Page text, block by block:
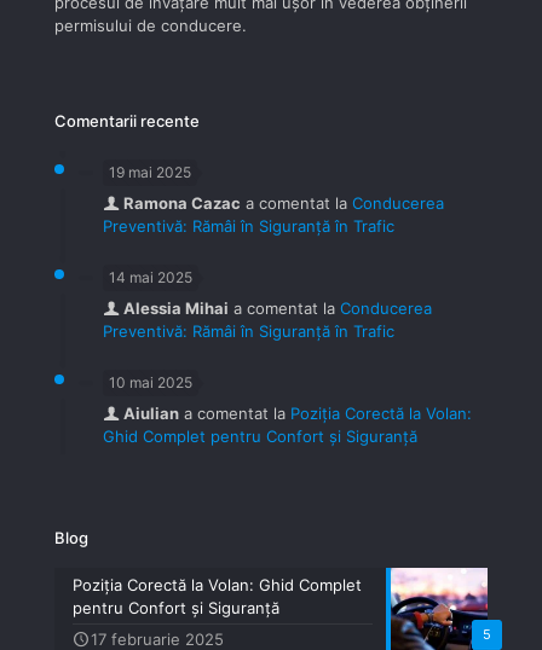
permisului de conducere.
Comentarii recente
19 mai 2025
Ramona Cazac a comentat la Conducerea
Preventivă: Rămâi în Siguranță în Trafic
14 mai 2025
Alessia Mihai a comentat la Conducerea
Preventivă: Rămâi în Siguranță în Trafic
10 mai 2025
Aiulian a comentat la Poziția Corectă la Volan:
Ghid Complet pentru Confort și Siguranță
Blog
5
Poziția Corectă la Volan: Ghid Complet
pentru Confort și Siguranță
17 februarie 2025